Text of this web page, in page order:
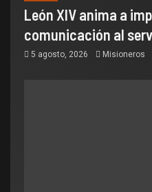
León XIV anima a
comunicación al
5 agosto, 2026 Misioneros